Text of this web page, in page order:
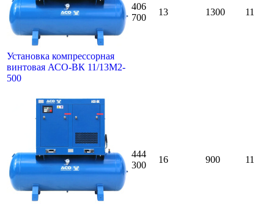
Установка компрессорная
винтовая АСО-ВК 11/13М2-
500
406
700
13 1300 11
444
300
16 900 11